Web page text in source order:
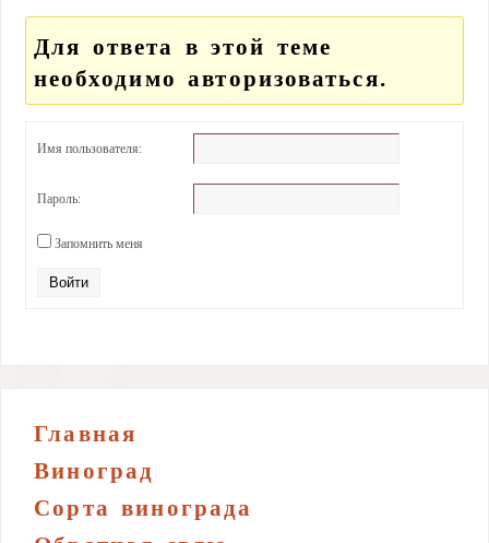
Для ответа в этой теме
необходимо авторизоваться.
Имя пользователя:
Пароль:
Запомнить меня
Войти
Главная
Виноград
Сорта винограда